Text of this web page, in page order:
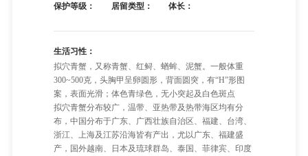
保护等级： 居留类型： 体长：
生活习性：
拟穴青蟹，又称青蟹、红鲟、蝤蛑、泥蟹。一般体重
300~500克，头胸甲呈卵圆形，背面圆突，有“H”形图
案，表面光滑；体色青绿色，无小突起及白色斑点
拟穴青蟹分布较广，温带、亚热带及热带海区均有分
布，中国分布于广东、广西壮族自治区、福建、台湾、
浙江、上海及江苏沿海皆有产出，尤以广东、福建盛
产，国外越南、日本及琉球群岛、泰国、菲律宾、印度